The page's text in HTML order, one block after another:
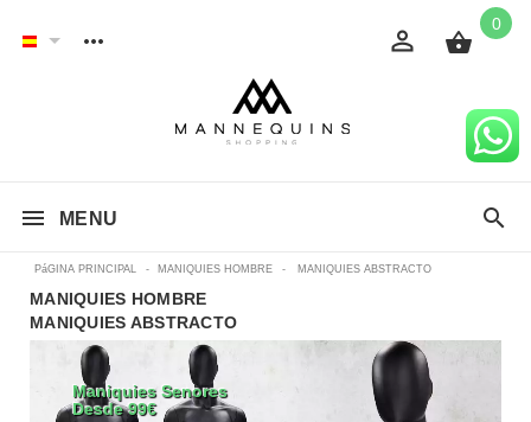
0
MENU
PáGINA PRINCIPAL - MANIQUIES HOMBRE - MANIQUIES ABSTRACTO
MANIQUIES HOMBRE
MANIQUIES ABSTRACTO
Maniquies Senores
Desde 99€